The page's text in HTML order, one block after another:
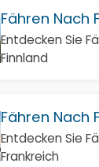
Fähren Nach
Entdecken Sie
Finnland
Fähren Nach
Entdecken Sie
Frankreich